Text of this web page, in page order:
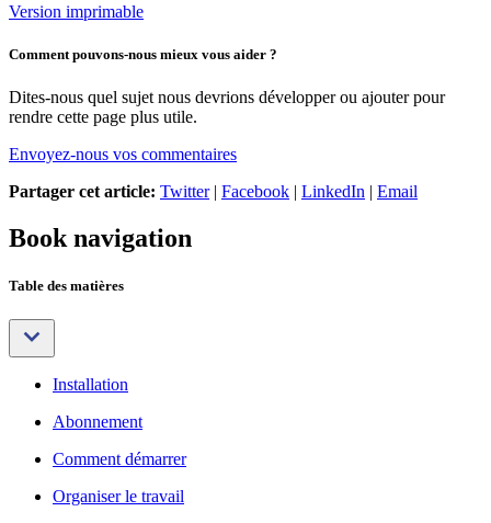
Version imprimable
Comment pouvons-nous mieux vous aider ?
Dites-nous quel sujet nous devrions développer ou ajouter pour
rendre cette page plus utile.
Envoyez-nous vos commentaires
Partager cet article: Twitter| Facebook | LinkedIn | Email
Book navigation
Table des matières
Installation
Abonnement
Comment démarrer
Organiser le travail